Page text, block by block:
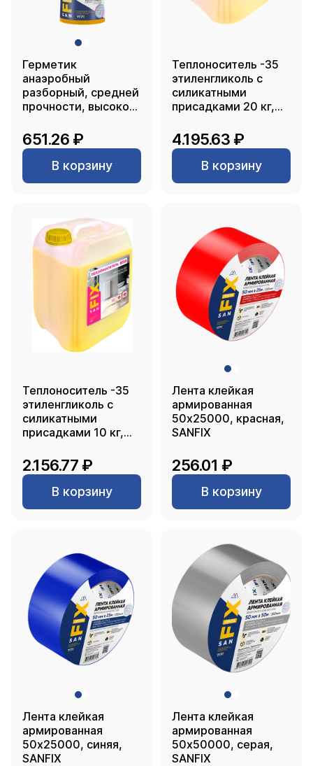
Герметик
анаэробный
разборный, средней
прочности, высокой
гармошка желтый,
SANFIX
651.26 ₽
В корзину
Теплоноситель -35
этиленгликоль с
силикатными
присадками 20 кг,
4.195.63 ₽
В корзину
Теплоноситель -35
этиленгликоль с
силикатными
присадками 10 кг,
2.156.77 ₽
В корзину
Лента клейкая
армированная
50х25000, красная,
SANFIX
256.01 ₽
В корзину
Лента клейкая
армированная
50х25000, синяя,
SANFIX
Лента клейкая
армированная
50х50000, серая,
SANFIX